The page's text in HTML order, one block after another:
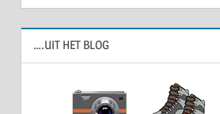
….UIT HET BLOG